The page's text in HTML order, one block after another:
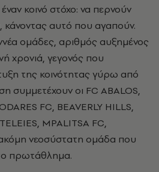
κοινό στόχο: να περνούν
κάνοντας αυτό που αγαπούν.
ομάδες, αριθμός αυξημένος
χρονιά, γεγονός που
της κοινότητας γύρω από
συμμετέχουν οι FC ABALOS,
FC, BEAVERLY HILLS,
MPALITSA FC,
ακόμη νεοσύστατη ομάδα που
πρωτάθλημα.